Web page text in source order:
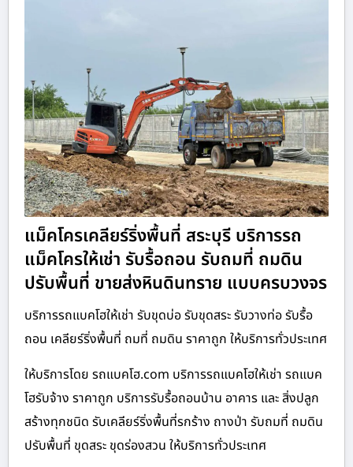
แม็คโครเคลียร์ริ่งพื้นที่ สระบุรี บริการรถ
แม็คโครให้เช่า รับรื้อถอน รับถมที่ ถมดิน
ปรับพื้นที่ ขายส่งหินดินทราย แบบครบวงจร
บริการรถแบคโฮให้เช่า รับขุดบ่อ รับขุดสระ รับวางท่อ รับรื้อ
ถอน เคลียร์ริ่งพื้นที่ ถมที่ ถมดิน ราคาถูก ให้บริการทั่วประเทศ
ให้บริการโดย รถแบคโฮ.com บริการรถแบคโฮให้เช่า รถแบค
โฮรับจ้าง ราคาถูก บริการรับรื้อถอนบ้าน อาคาร และ สิ่งปลูก
สร้างทุกชนิด รับเคลียร์ริ่งพื้นที่รกร้าง ถางป่า รับถมที่ ถมดิน
ปรับพื้นที่ ขุดสระ ขุดร่องสวน ให้บริการทั่วประเทศ